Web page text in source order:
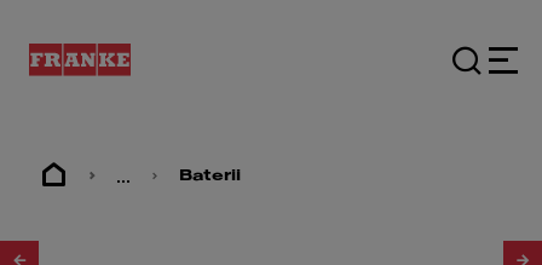
... Baterii